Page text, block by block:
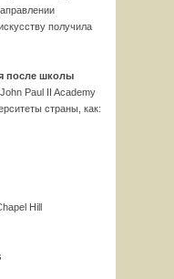
получила
после школы
Paul II Academy
страны, как:
Hill